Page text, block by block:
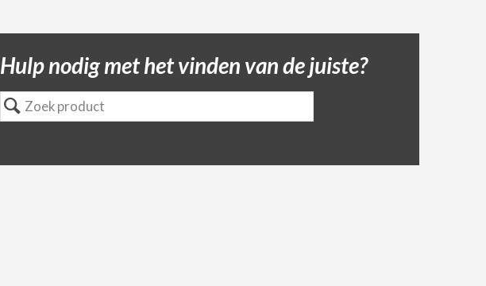
Hulp nodig met het vinden van de juiste?